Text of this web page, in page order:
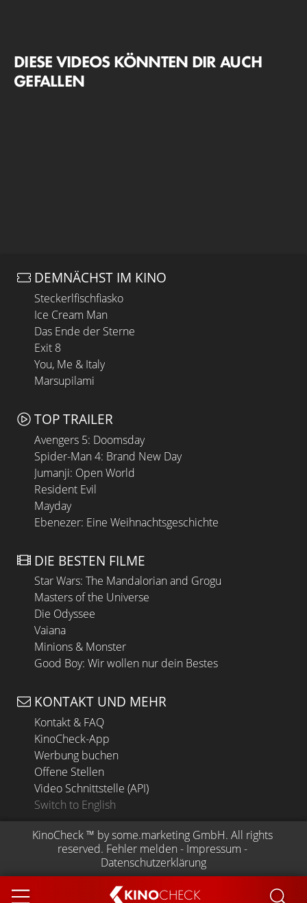
KINOCHECK
DIESE VIDEOS KÖNNTEN DIR AUCH
GEFALLEN
DEMNÄCHST IM KINO
Steckerlfischfiasko
Ice Cream Man
Das Ende der Sterne
Exit 8
You, Me & Italy
Marsupilami
TOP TRAILER
Avengers 5: Doomsday
Spider-Man 4: Brand New Day
Jumanji: Open World
Resident Evil
Mayday
Ebenezer: Eine Weihnachtsgeschichte
DIE BESTEN FILME
Star Wars: The Mandalorian and Grogu
Masters of the Universe
Die Odyssee
Vaiana
Minions & Monster
Good Boy: Wir wollen nur dein Bestes
KONTAKT UND MEHR
Kontakt & FAQ
KinoCheck-App
Werbung buchen
Offene Stellen
Video Schnittstelle (API)
Switch to English
KinoCheck ™ by some.marketing GmbH. All rights
reserved. Fehler melden - Impressum -
Datenschutzerklärung